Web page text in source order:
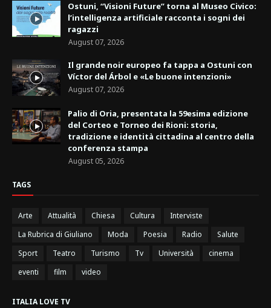
Ostuni, “Visioni Future” torna al Museo Civico:
l’intelligenza artificiale racconta i sogni dei
ragazzi
August 07, 2026
Il grande noir europeo fa tappa a Ostuni con
Víctor del Árbol e «Le buone intenzioni»
August 07, 2026
Palio di Oria, presentata la 59esima edizione
del Corteo e Torneo dei Rioni: storia,
tradizione e identità cittadina al centro della
conferenza stampa
August 05, 2026
TAGS
Arte Attualità Chiesa Cultura
Interviste
La Rubrica di Giuliano
Moda Poesia Radio
Salute
Sport
Teatro Turismo Tv Università
cinema
eventi
film video
ITALIA LOVE TV